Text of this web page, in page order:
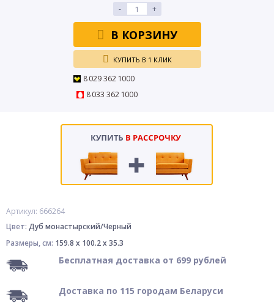
-
+
В КОРЗИНУ
КУПИТЬ В 1 КЛИК
8 029 362 1000
8 033 362 1000
Артикул: 666264
Цвет: Дуб монастырский/Черный
Размеры, см: 159.8 x 100.2 x 35.3
Бесплатная доставка от 699 рублей
Доставка по 115 городам Беларуси